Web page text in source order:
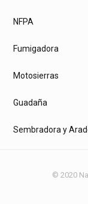
NFPA
Fumigadora
Motosierras
Guadaña
Sembradora y
© 2020